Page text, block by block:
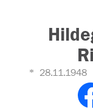
28.11.1948